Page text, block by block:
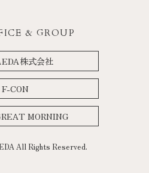
& GROUP
株式会社
F-CON
MORNING
All Rights Reserved.